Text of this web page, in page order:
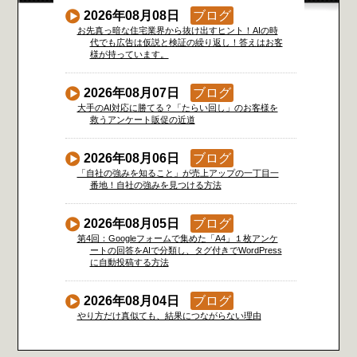
2026年08月08日 ブログ
お先真っ暗な住宅業界から抜け出すヒント！AIの時
代でも広告は仮説と検証の繰り返し！答えはお客
様が持っています。
2026年08月07日 ブログ
大手のAI対応に勝てる？「たらい回し」のお客様を
救うアンケート販促の近道
2026年08月06日 ブログ
「自社の強みを知ること」が売上アップの一丁目一
番地！自社の強みを見つける方法
2026年08月05日 ブログ
第4回：Googleフォームで集めた「A4」１枚アンケ
ートの回答をAIで分類し、タグ付きでWordPress
に自動投稿する方法
2026年08月04日 ブログ
やり方だけ真似ても、結果につながらない理由